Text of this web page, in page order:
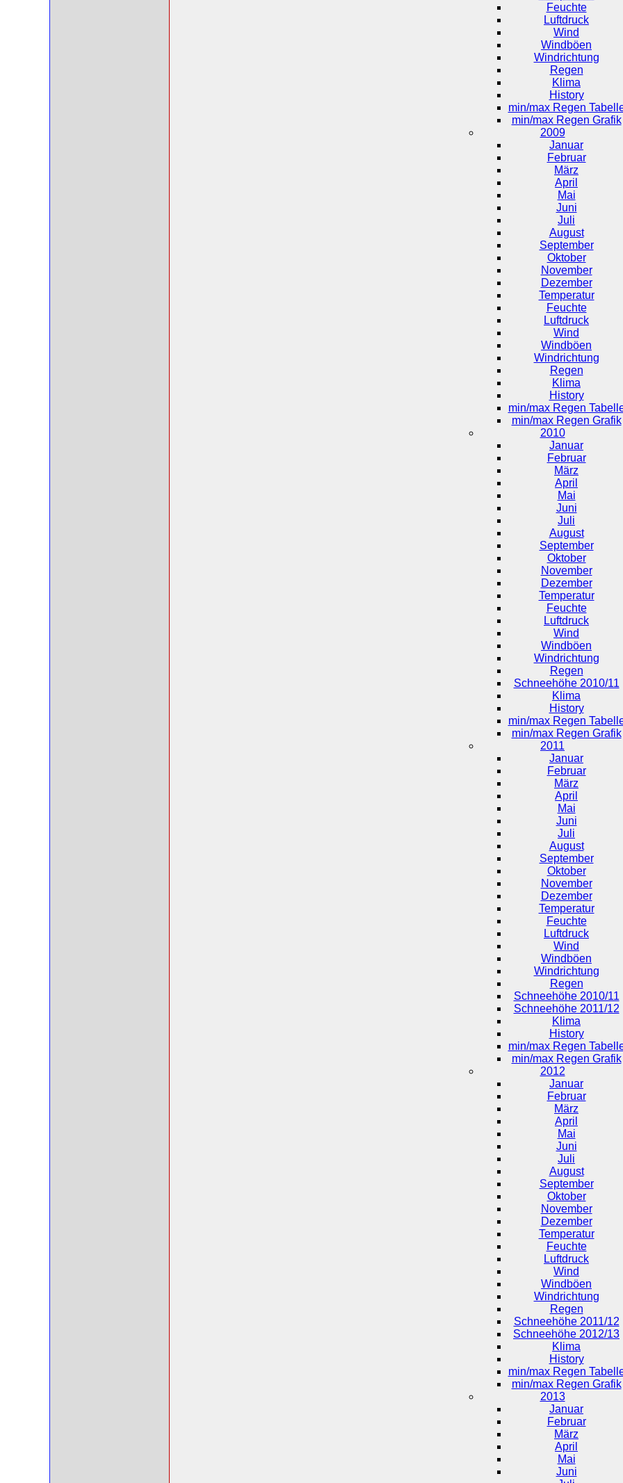
Feuchte
Luftdruck
Wind
Windböen
Windrichtung
Regen
Klima
History
min/max Regen
min/max Regen Grafik
2009
Januar
Februar
März
April
Mai
Juni
Juli
August
September
Oktober
November
Dezember
Temperatur
Feuchte
Luftdruck
Wind
Windböen
Windrichtung
Regen
Klima
History
min/max Regen
min/max Regen Grafik
2010
Januar
Februar
März
April
Mai
Juni
Juli
August
September
Oktober
November
Dezember
Temperatur
Feuchte
Luftdruck
Wind
Windböen
Windrichtung
Regen
Schneehöhe 2010/11
Klima
History
min/max Regen
min/max Regen Grafik
2011
Januar
Februar
März
April
Mai
Juni
Juli
August
September
Oktober
November
Dezember
Temperatur
Feuchte
Luftdruck
Wind
Windböen
Windrichtung
Regen
Schneehöhe 2010/11
Schneehöhe 2011/12
Klima
History
min/max Regen
min/max Regen Grafik
2012
Januar
Februar
März
April
Mai
Juni
Juli
August
September
Oktober
November
Dezember
Temperatur
Feuchte
Luftdruck
Wind
Windböen
Windrichtung
Regen
Schneehöhe 2011/12
Schneehöhe 2012/13
Klima
History
min/max Regen
min/max Regen Grafik
2013
Januar
Februar
März
April
Mai
Juni